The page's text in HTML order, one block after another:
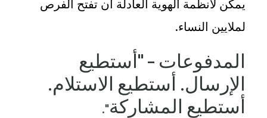
يمكن لأنظمة الهوية العادلة أن تفتح الفرص
لملايين النساء.
المدفوعات – "أستطيع
الإرسال. أستطيع الاستلام.
أستطيع المشاركة."